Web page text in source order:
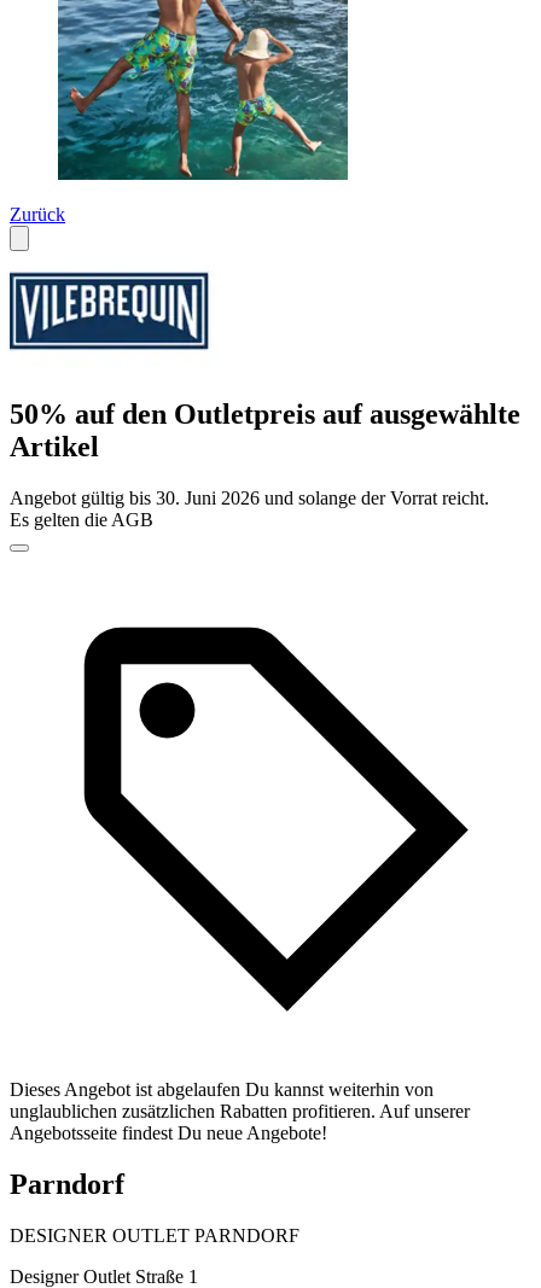
Zurück
50% auf den Outletpreis auf ausgewählte
Artikel
Angebot gültig bis 30. Juni 2026 und solange der Vorrat reicht.
Es gelten die AGB
Dieses Angebot ist abgelaufen Du kannst weiterhin von
unglaublichen zusätzlichen Rabatten profitieren. Auf unserer
Angebotsseite findest Du neue Angebote!
Parndorf
DESIGNER OUTLET PARNDORF
Designer Outlet Straße 1